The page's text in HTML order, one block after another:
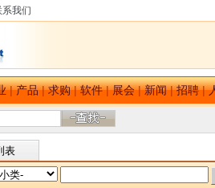
系我们
|产品|求购|软件|展会|新闻|招聘|
表